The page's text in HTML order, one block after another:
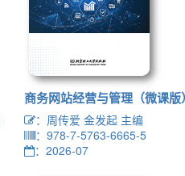
商务网站经营与管理（微课版
：周传爱 金发起 主编
：978-7-5763-6665-5
：2026-07